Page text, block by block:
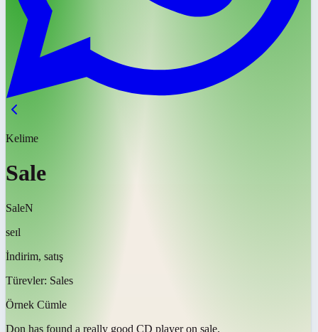
Kelime
Sale
SaleN
seɪl
İndirim, satış
Türevler: Sales
Örnek Cümle
Don has found a really good CD player on sale.